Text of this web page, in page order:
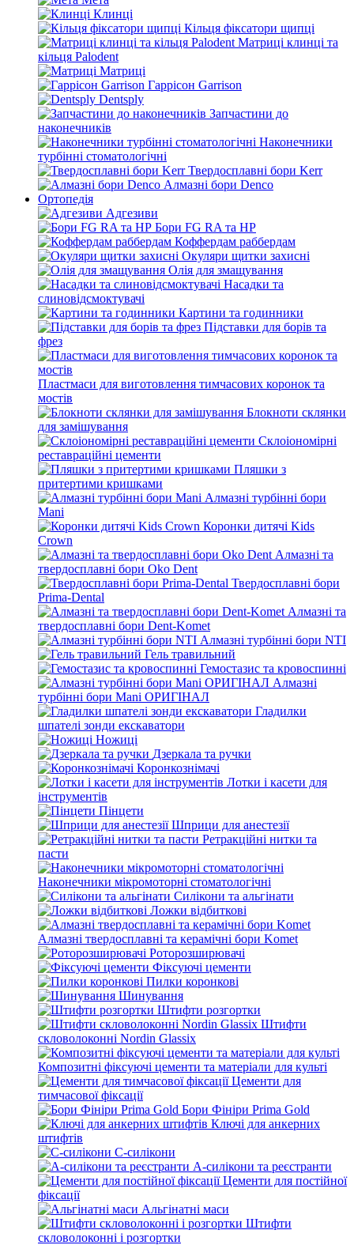
Клинці
Кільця фіксатори щипці
Матриці клинці та
кільця Palodent
Матриці
Гаррісон Garrison
Dentsply
Запчастини до
наконечників
Наконечники
турбінні стоматологічні
Твердосплавні бори Kerr
Алмазні бори Denco
Ортопедія
Адгезиви
Бори FG RA та HP
Коффердам раббердам
Окуляри щитки захисні
Олія для змащування
Насадки та
слиновідсмоктувачі
Картини та годинники
Підставки для борів та
фрез
Пластмаси для виготовлення тимчасових коронок та
мостів
Блокноти склянки
для замішування
Склоіономірні
реставраційні цементи
Пляшки з
притертими кришками
Алмазні турбінні бори
Mani
Коронки дитячі Kids
Crown
Алмазні та
твердосплавні бори Oko Dent
Твердосплавні бори
Prima-Dental
Алмазні та
твердосплавні бори Dent-Komet
Алмазні турбінні бори NTI
Гель травильний
Гемостазис та кровоспинні
Алмазні
турбінні бори Mani ОРИГІНАЛ
Гладилки
шпателі зонди екскаватори
Ножиці
Дзеркала та ручки
Коронкознімачі
Лотки і касети для
інструментів
Пінцети
Шприци для анестезії
Ретракційні нитки та
пасти
Наконечники мікромоторні стоматологічні
Силікони та альгінати
Ложки відбиткові
Алмазні твердосплавні та керамічні бори Komet
Роторозширювачі
Фіксуючі цементи
Пилки коронкові
Шинування
Штифти розгортки
Штифти
скловолоконні Nordin Glassix
Композитні фіксуючі цементи та матеріали для культі
Цементи для
тимчасової фіксації
Бори Фініри Prima Gold
Ключі для анкерних
штифтів
С-силікони
А-силікони та реєстранти
Цементи для постійної
фіксації
Альгінатні маси
Штифти
скловолоконні і розгортки